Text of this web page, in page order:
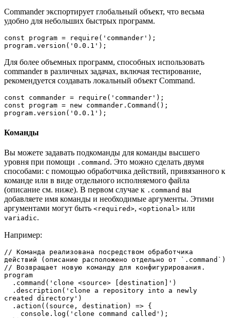
Commander экспортирует глобальный объект, что весьма
удобно для небольших быстрых программ.
const program = require('commander');
program.version('0.0.1');
Для более объемных программ, способных использовать
commander в различных задачах, включая тестирование,
рекомендуется создавать локальный объект Command.
const commander = require('commander');
const program = new commander.Command();
program.version('0.0.1');
Команды
Вы можете задавать подкоманды для команды высшего
уровня при помощи .command . Это можно сделать двумя
способами: с помощью обработчика действий, привязанного к
команде или в виде отдельного исполняемого файла
(описание см. ниже). В первом случае к .command вы
добавляете имя команды и необходимые аргументы. Этими
аргументами могут быть <required>, <optional> или
variadic.
Например:
// Команда реализована посредством обработчика
действий (описание расположено отдельно от `.command`)
// Возвращает новую команду для конфигурирования.
program
created directory')